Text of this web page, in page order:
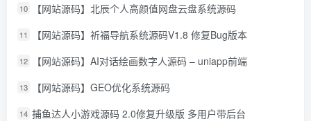
10 【网站源码】北辰个人高颜值网盘云盘系统源码
11 【网站源码】祈福导航系统源码V1.8 修复Bug版本
12 【网站源码】AI对话绘画数字人源码 – uniapp前端
13 【网站源码】GEO优化系统源码
14 捕鱼达人小游戏源码 2.0修复升级版 多用户带后台